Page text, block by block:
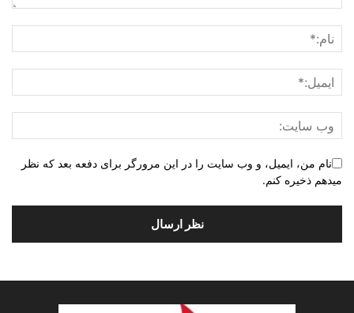
نام من، ایمیل، و وب سایت را در این مرورگر برای دفعه بعد که نظر
میدهم ذخیره کنم.